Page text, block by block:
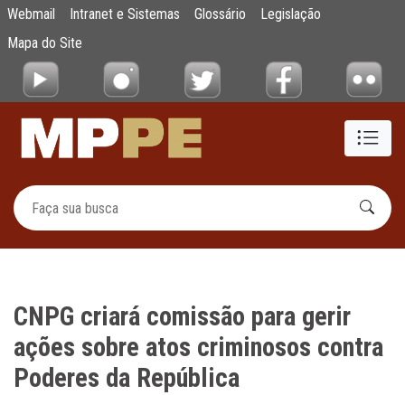
Pular para o Conteúdo principal
CNPG criará comissão para gerir ações
Webmail Intranet e Sistemas Glossário
Legislação
Mapa do Site
CNPG criará comissão para gerir
ações sobre atos criminosos contra
Poderes da República